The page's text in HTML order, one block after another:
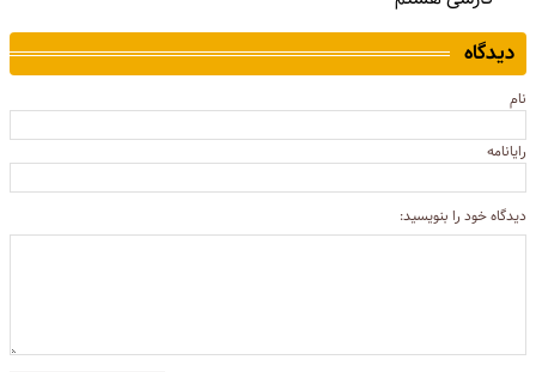
دیدگاه
نام
رایانامه
دیدگاه خود را بنویسید: